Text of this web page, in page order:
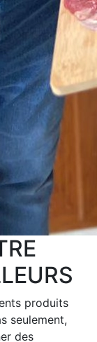
produits
seulement,
des